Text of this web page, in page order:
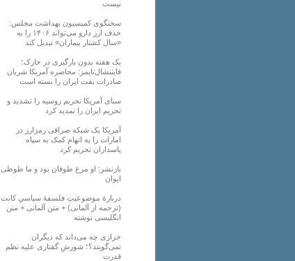
نیست
سخنگوی کمیسیون بهداشت مجلس:
حذف ارز دارو می‌تواند ۱۴۰۶ را به
«سال کشتار بیماران» تبدیل کند
یک هفته بدون بارگیری در خارک؛
فایننشال‌تایمز: محاصره آمریکا شریان
صادرات نفت ایران را بسته است
سنای آمریکا تحریم روسیه را تشدید و
تحریم ایران را تمدید کرد
آمریکا یک شبکه صرافی رمزارز در
امارات را به اتهام کمک به سپاه
پاسداران تحریم کرد
بازنشر: او مرغ طوفان بود و ما طوطی
ایوان
دربارهٔ موضوعیتِ فلسفهٔ سیاسیِ کانت
(ترجمه از آلمانی) + متن آلمانی + متن
انگلیسی نوشته
خرازی چه می‌داند که دیگران
نمی‌گویند؟؛ شورشِ گفتاری علیه نظم
قدرت